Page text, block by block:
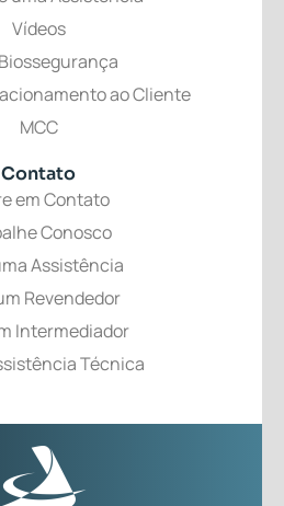
Vídeos
ao Cliente
MCC
Contato
em Contato
Conosco
Assistência
Revendedor
Intermediador
Técnica